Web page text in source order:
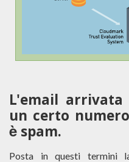
L'email
un certo
è spam.
Posta in questi termini